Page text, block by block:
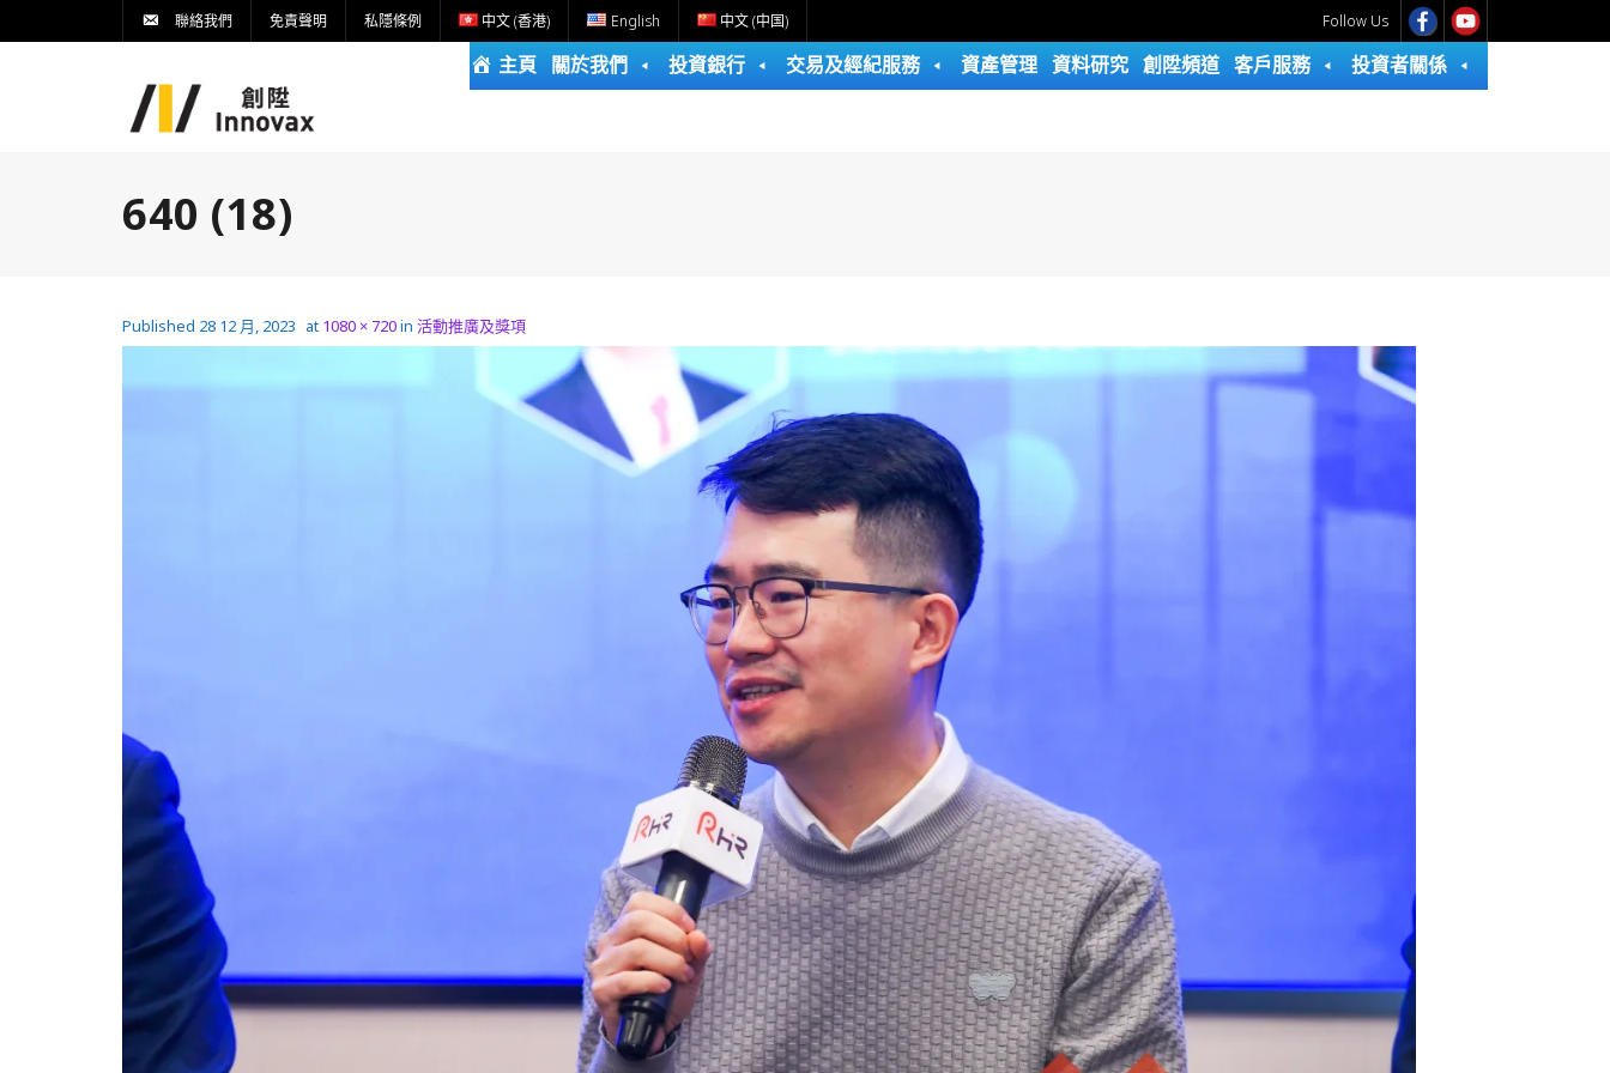
聯絡我們 免責聲明 私隱條例 中文 (香港) English 中文 (中国) Follow Us
主頁 關於我們 投資銀行 交易及經紀服務 資產管理 資料研究 創陞頻道 客戶服務 投資者關係
640 (18)
Published 28 12 月, 2023 at 1080 × 720in 活動推廣及獎項